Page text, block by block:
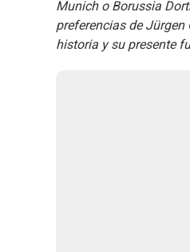
Munich o Borussia
preferencias de Jürgen
historia y su presente